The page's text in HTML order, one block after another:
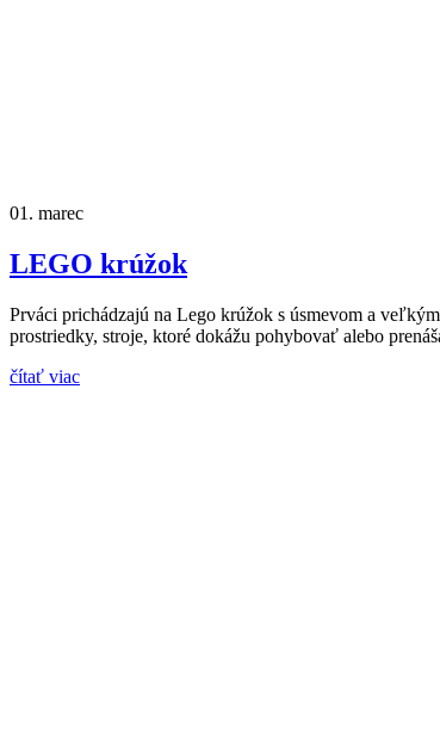
01. marec
LEGO krúžok
Prváci prichádzajú na Lego krúžok s úsmevom a
prostriedky, stroje, ktoré dokážu pohybovať alebo
čítať viac